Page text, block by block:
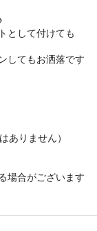
として付けても
してもお洒落です
ありません）
場合がございます